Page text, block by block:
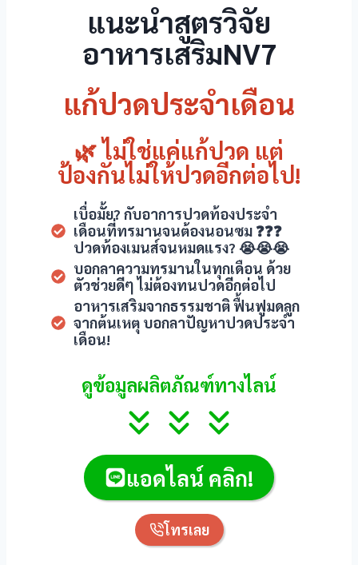
แนะนำสูตรวิจัย
อาหารเสริมNV7
แก้ปวดประจำเดือน
🌿 ไม่ใช่แค่แก้ปวด แต่
ป้องกันไม่ให้ปวดอีกต่อไป!
เบื่อมั้ย? กับอาการปวดท้องประจำ
เดือนที่ทรมานจนต้องนอนซม ❓❓❓
ปวดท้องเมนส์จนหมดแรง? 😭😭😭
บอกลาความทรมานในทุกเดือน ด้วย
ตัวช่วยดีๆ ไม่ต้องทนปวดอีกต่อไป
อาหารเสริมจากธรรมชาติ ฟื้นฟูมดลูก
จากต้นเหตุ บอกลาปัญหาปวดประจำ
เดือน!
ดูข้อมูลผลิตภัณฑ์ทางไลน์
แอดไลน์ คลิก!
โทรเลย